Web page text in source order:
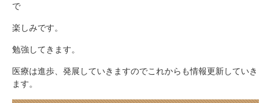
で
楽しみです。
勉強してきます。
医療は進歩、発展していきますのでこれからも情報更新していき
ます。